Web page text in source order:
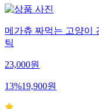
메가츄 짜먹는 고양이
틱
23,000원
13%19,900원